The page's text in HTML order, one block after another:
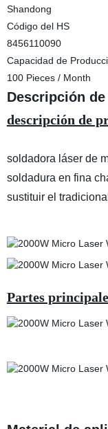
Shandong
Código del HS
8456110090
Capacidad de
100 Pieces / Month
Descripción
descripción de
soldadora láser de
soldadura en fina
sustituir el
Partes